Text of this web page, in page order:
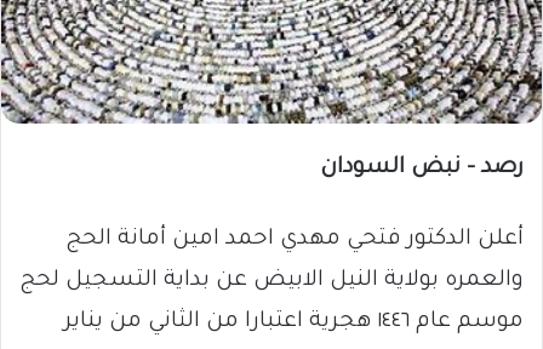
رصد – نبض السودان
أعلن الدكتور فتحي مهدي احمد امين أمانة الحج
والعمره بولاية النيل الابيض عن بداية التسجيل لحج
موسم عام ١٤٤٦ هجرية اعتبارا من الثاني من يناير